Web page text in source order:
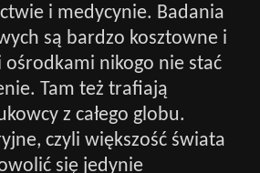
i medycynie. Badania
są bardzo kosztowne i
nikogo nie stać
Tam też trafiają
z całego globu.
czyli większość świata
się jedynie